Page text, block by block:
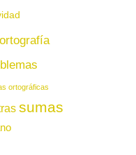
ortografía
ortográficas
sumas